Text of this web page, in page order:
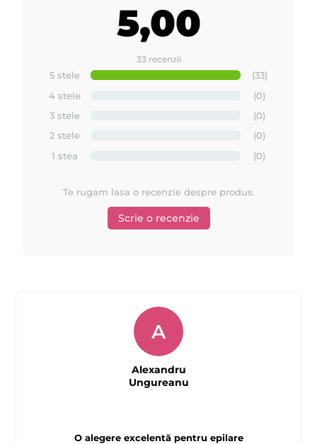
5,00
33 recenzii
5 stele
(33)
4 stele
(0)
3 stele
(0)
2 stele
(0)
1 stea
(0)
Te rugam lasa o recenzie despre produs.
Scrie o recenzie
O alegere excelentă pentru epilare
A
Alexandru
Ungureanu